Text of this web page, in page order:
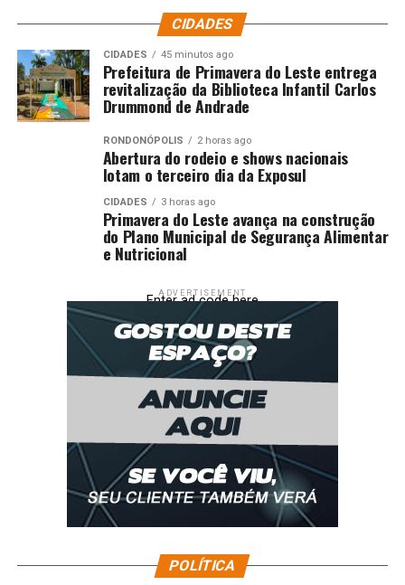
CIDADES
CIDADES 45 minutos ago
Prefeitura de Primavera do Leste entrega
revitalização da Biblioteca Infantil Carlos
Drummond de Andrade
RONDONÓPOLIS 2 horas ago
Abertura do rodeio e shows nacionais
lotam o terceiro dia da Exposul
CIDADES 3 horas ago
Primavera do Leste avança na construção
do Plano Municipal de Segurança Alimentar
e Nutricional
ADVERTISEMENT
Enter ad code here
POLÍTICA